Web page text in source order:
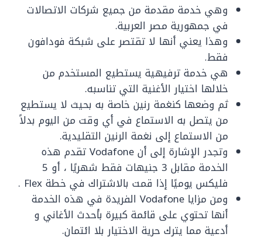
وهي خدمة مقدمة من جميع شركات الاتصالات
في جمهورية مصر العربية.
وهذا يعني أنها لا تقتصر على شبكة فودافون
فقط.
هي خدمة ترفيهية يستطيع المستخدم من
خلالها اختيار الأغنية التي تناسبه.
ثم وضعها كنغمة رنين خاصة به بحيث لا يستطيع
من يتصل به الاستماع في أي وقت من اليوم بدلاً
من الاستماع إلى نغمة الرنين التقليدية.
وتجدر الإشارة إلى أن Vodafone تقدم هذه
الخدمة مقابل 3 جنيهات فقط شهريًا ، أو 5
فليكس يوميًا إذا قمت بالاشتراك في خطة Flex .
ومن مزايا Vodafone الفريدة في هذه الخدمة
أنها تحتوي على قائمة كبيرة بأحدث الأغاني و
أدعية مما يترك حرية الاختيار بلا ائتمان.